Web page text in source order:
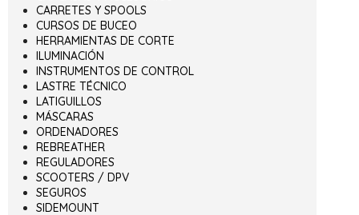
CARRETES Y SPOOLS
CURSOS DE BUCEO
HERRAMIENTAS DE CORTE
ILUMINACIÓN
INSTRUMENTOS DE CONTROL
LASTRE TÉCNICO
LATIGUILLOS
MÁSCARAS
ORDENADORES
REBREATHER
REGULADORES
SCOOTERS / DPV
SEGUROS
SIDEMOUNT